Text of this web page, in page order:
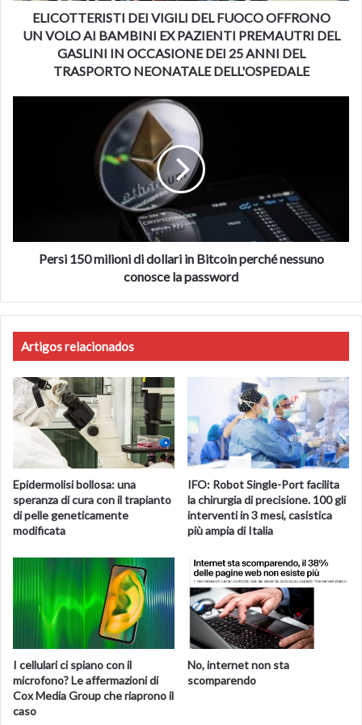
sottolineando che la compagnia ha avvisato gli sviluppatori
che stanno violando le regole. “Intraprenderemo azioni
immediate, se necessario”, ha aggiunto.
FONTE ANSA.IT
BAMBINI
EX
PREMAUTRI
GASLINI
DELL'OSPEDALE
ELICOTTERISTI DEI VIGILI DEL FUOCO OFFRONO
UN VOLO AI BAMBINI EX PAZIENTI PREMAUTRI DEL
GASLINI IN OCCASIONE DEI 25 ANNI DEL
TRASPORTO NEONATALE DELL'OSPEDALE
nessuno
conoscePersi 150 milioni di dollari in Bitcoin perché nessuno
conosce la password
Artigos relacionados
Epidermolisi bollosa: una
speranza di cura con il trapianto
di pelle geneticamente
modificata
IFO: Robot Single-Port facilita
la chirurgia di precisione. 100 gli
interventi in 3 mesi, casistica
più ampia di Italia
I cellulari ci spiano con il
microfono? Le affermazioni di
Cox Media Group che riaprono il
caso
No, internet non sta
scomparendo